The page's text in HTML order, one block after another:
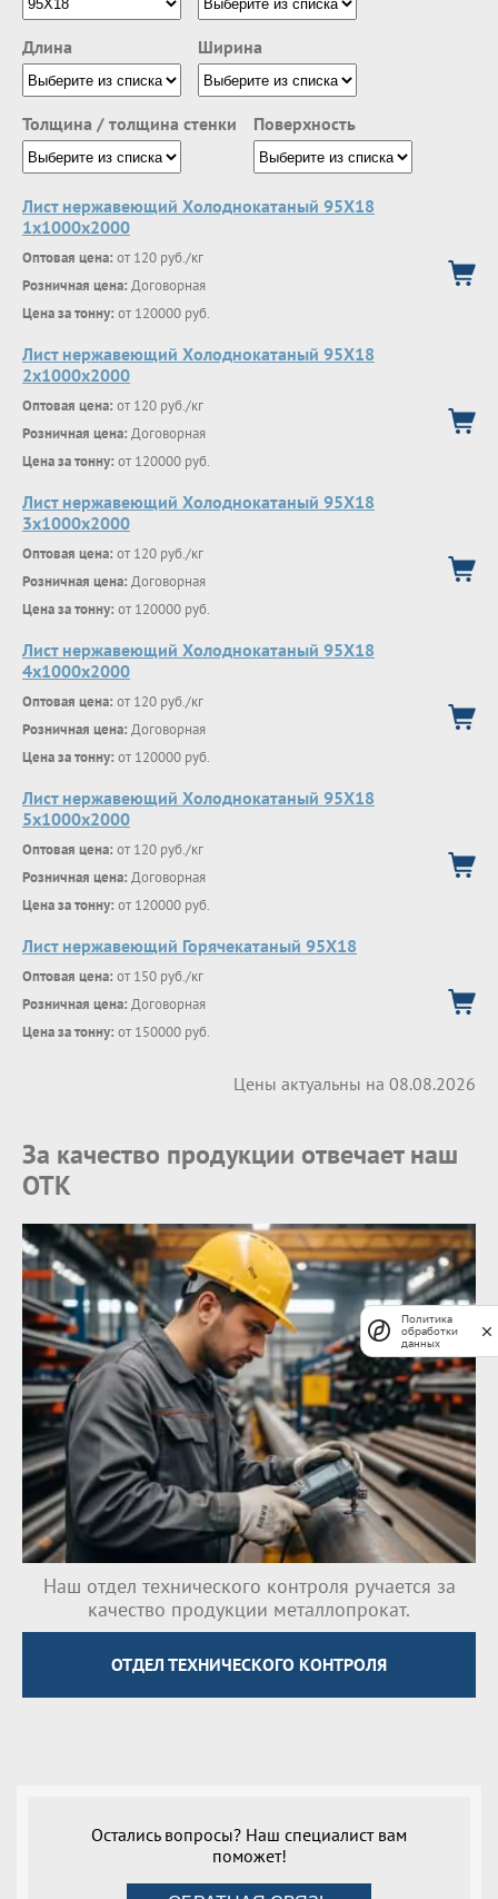
Длина Ширина
Толщина / толщина стенки Поверхность
Лист нержавеющий Холоднокатаный 95Х18
1х1000х2000
Оптовая цена: от 120 руб./кг
Розничная цена: Договорная
Цена за тонну: от 120000 руб.
Лист нержавеющий Холоднокатаный 95Х18
2х1000х2000
Оптовая цена: от 120 руб./кг
Розничная цена: Договорная
Цена за тонну: от 120000 руб.
Лист нержавеющий Холоднокатаный 95Х18
3х1000х2000
Оптовая цена: от 120 руб./кг
Розничная цена: Договорная
Цена за тонну: от 120000 руб.
Лист нержавеющий Холоднокатаный 95Х18
4х1000х2000
Оптовая цена: от 120 руб./кг
Розничная цена: Договорная
Цена за тонну: от 120000 руб.
Лист нержавеющий Холоднокатаный 95Х18
5х1000х2000
Оптовая цена: от 120 руб./кг
Розничная цена: Договорная
Цена за тонну: от 120000 руб.
Лист нержавеющий Горячекатаный 95Х18
Оптовая цена: от 150 руб./кг
Розничная цена: Договорная
Цена за тонну: от 150000 руб.
Цены актуальны на 08.08.2026
За качество продукции отвечает наш
ОТК
Наш отдел технического контроля ручается за
качество продукции металлопрокат.
ОТДЕЛ ТЕХНИЧЕСКОГО КОНТРОЛЯ
Остались вопросы? Наш специалист вам
поможет!
Политика
обработки
данных